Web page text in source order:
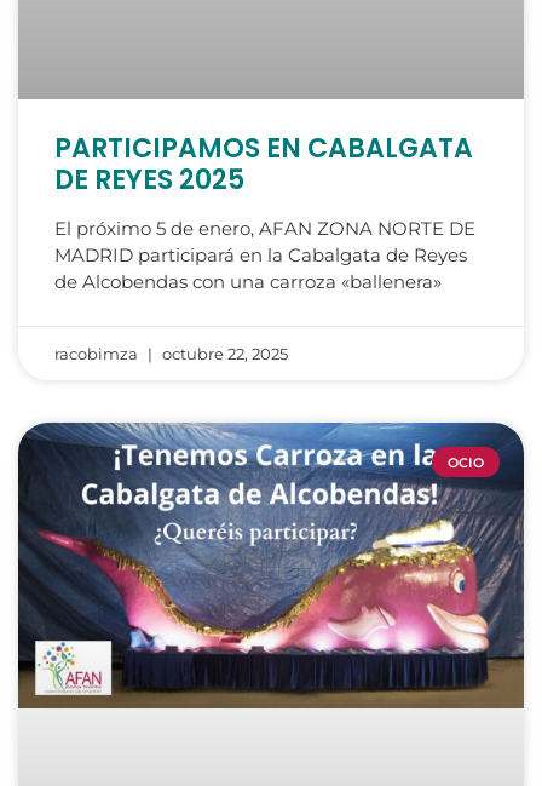
PARTICIPAMOS EN CABALGATA
DE REYES 2025
El próximo 5 de enero, AFAN ZONA NORTE DE
MADRID participará en la Cabalgata de Reyes
de Alcobendas con una carroza «ballenera»
racobimza octubre 22, 2025
OCIO